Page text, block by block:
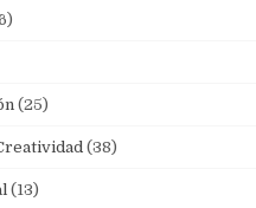
(25)
(38)
(13)